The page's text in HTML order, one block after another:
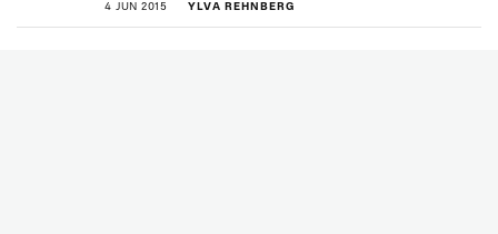
4 JUN 2015 YLVA REHNBERG